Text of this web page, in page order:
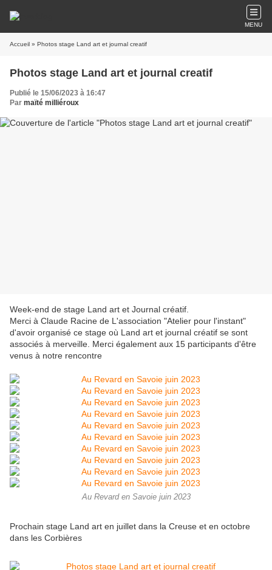
MENU
Accueil » Photos stage Land art et journal creatif
Photos stage Land art et journal creatif
Publié le 15/06/2023 à 16:47
Par maïté milliéroux
Week-end de stage Land art et Journal créatif.
Merci à Claude Racine de L'association "Atelier pour l'instant"
d'avoir organisé ce stage où Land art et journal créatif se sont
associés à merveille. Merci également aux 15 participants d'être
venus à notre rencontre
Au Revard en Savoie juin 2023
Prochain stage Land art en juillet dans la Creuse et en octobre
dans les Corbières